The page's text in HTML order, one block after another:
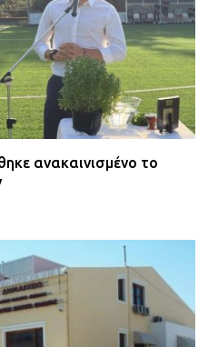
αγωνίας από
για την οδό Άρεως –
με 90 χλμ. μέσα στη
ανακαινισμένο το